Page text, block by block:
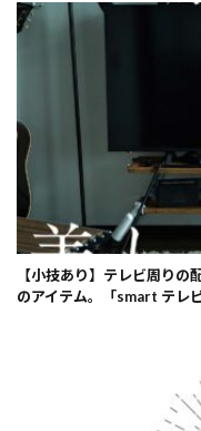
【小技あり】テレビ周り
のアイテム。「smart テレ